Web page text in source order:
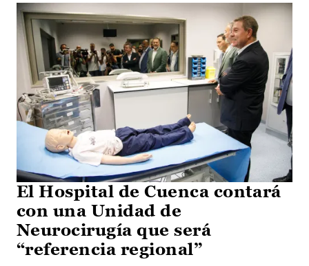
El Hospital de Cuenca contará
con una Unidad de
Neurocirugía que será
“referencia regional”